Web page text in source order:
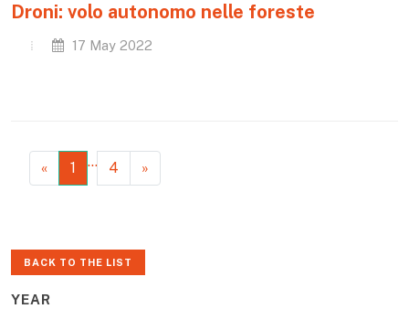
Droni: volo autonomo nelle foreste
17 May 2022
« 1 … 4 »
BACK TO THE LIST
YEAR